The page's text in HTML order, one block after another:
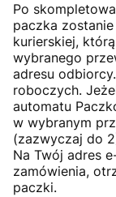
Po
paczka
kurierskiej,
wybranego
adresu
roboczych.
automatu
w wybranym
(zazwyczaj do
Na Twój adres
zamówienia,
paczki.